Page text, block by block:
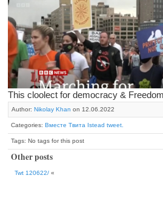
This cloolect for democracy &
Author: Nikolay Khan on 12.06.2022
Categories: Вместе Твита Istead tweet.
Tags: No tags for this post
Other posts
Twt 120622/ «